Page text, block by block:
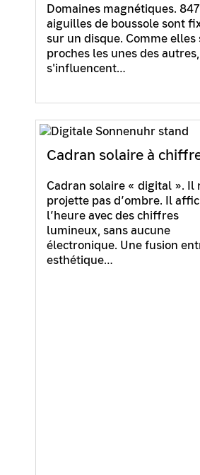
Domaines magnétiques. 847
aiguilles de boussole sont
sur un disque. Comme elles
proches les unes des
s'influencent…
Cadran solaire à
Cadran solaire « digital ». Il
projette pas d’ombre. Il
l’heure avec des chiffres
lumineux, sans aucune
électronique. Une fusion
esthétique…